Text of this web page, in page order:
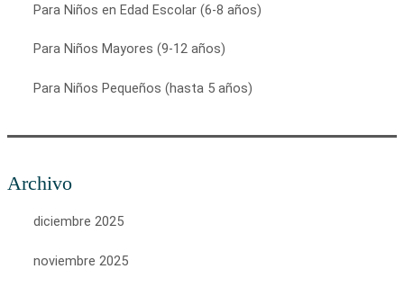
Para Niños en Edad Escolar (6-8 años)
Para Niños Mayores (9-12 años)
Para Niños Pequeños (hasta 5 años)
Archivo
diciembre 2025
noviembre 2025